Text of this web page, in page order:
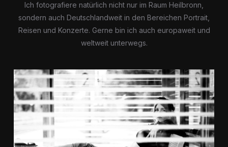
Ich fotografiere natürlich nicht nur im Raum Heilbronn,
sondern auch Deutschlandweit in den Bereichen Portrait,
Reisen und Konzerte. Gerne bin ich auch europaweit und
weltweit unterwegs.